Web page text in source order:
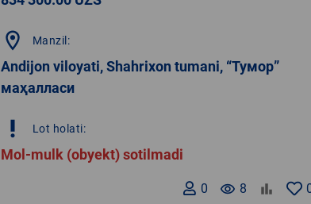
location_on Manzil:
Andijon viloyati, Shahrixon tumani, “Тумор”
маҳалласи
priority_high Lot holati:
Mol-mulk (obyekt) sotilmadi
remove_red_eye 8
0